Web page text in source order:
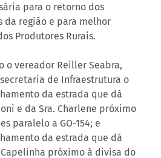
para o retorno dos
região e para melhor
Produtores Rurais.
o vereador Reiller Seabra,
de Infraestrutura o
da estrada que dá
e da Sra. Charlene próximo
paralelo a GO-154; e
da estrada que dá
próximo à divisa do